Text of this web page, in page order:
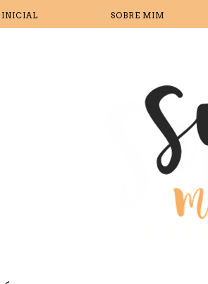
INICIAL SOBRE MIM